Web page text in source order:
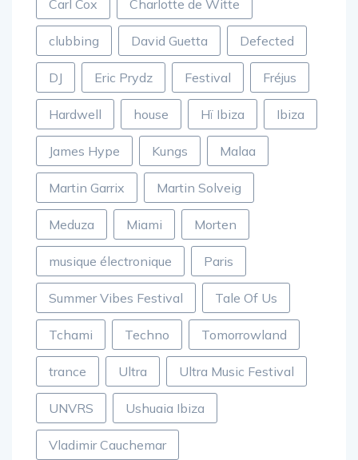
Carl Cox Charlotte de Witte
clubbing David Guetta Defected
DJ Eric Prydz Festival Fréjus
Hardwell house Hï Ibiza Ibiza
James Hype Kungs Malaa
Martin Garrix Martin Solveig
Meduza Miami Morten
musique électronique Paris
Summer Vibes Festival Tale Of Us
Tchami Techno Tomorrowland
trance Ultra Ultra Music Festival
UNVRS Ushuaia Ibiza